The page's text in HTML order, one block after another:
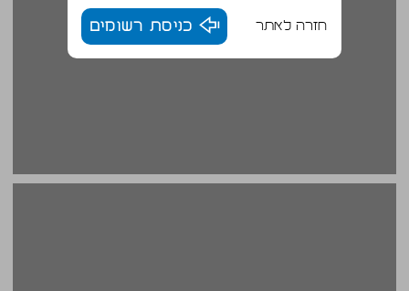
חזרה לאתר כניסת רשומים